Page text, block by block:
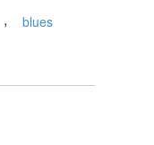
, blues